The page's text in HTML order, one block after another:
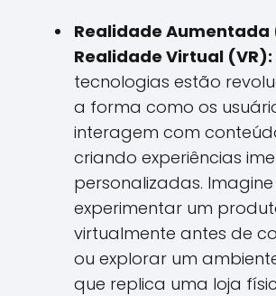
Realidade Aumentada
Realidade Virtual (VR):
tecnologias estão
a forma como os
interagem com
criando experiências
personalizadas.
experimentar um
virtualmente antes de
ou explorar um
que replica uma loja